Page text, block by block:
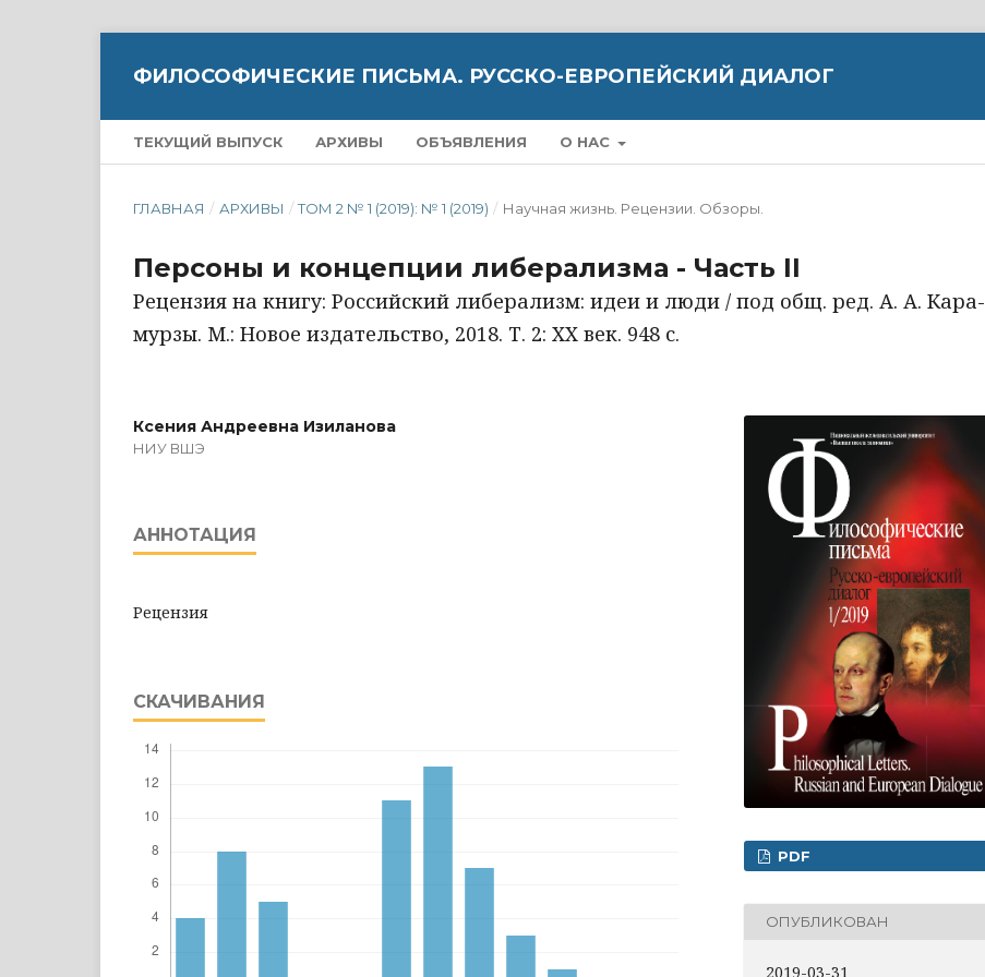
ФИЛОСОФИЧЕСКИЕ ПИСЬМА. РУССКО-ЕВРОПЕЙСКИЙ ДИАЛОГ
ТЕКУЩИЙ ВЫПУСК АРХИВЫ ОБЪЯВЛЕНИЯ О НАС
ГЛАВНАЯ / АРХИВЫ / ТОМ 2 № 1 (2019): № 1 (2019) / Научная жизнь. Рецензии. Обзоры.
Персоны и концепции либерализма - Часть II
Рецензия на книгу: Российский либерализм: идеи и люди / под общ. ред. А. А. Кара-
мурзы. М.: Новое издательство, 2018. Т. 2: XX век. 948 с.
Ксения Андреевна Изиланова
НИУ ВШЭ
АННОТАЦИЯ
Рецензия
СКАЧИВАНИЯ
PDF
ОПУБЛИКОВАН
2019-03-31